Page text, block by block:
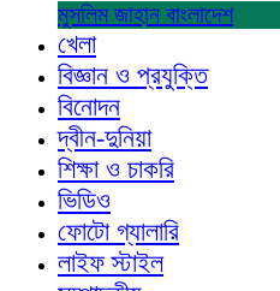
মুসলিম জাহান বাংলাদেশ
খেলা
বিজ্ঞান ও প্রযুক্তি
বিনোদন
দ্বীন-দুনিয়া
শিক্ষা ও চাকরি
ভিডিও
ফোটো গ্যালারি
লাইফ স্টাইল